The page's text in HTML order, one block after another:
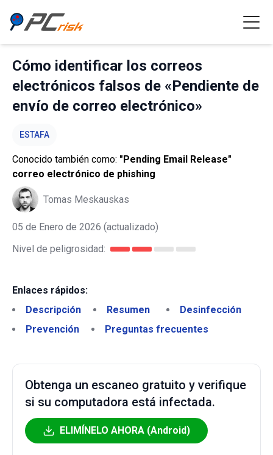
Cómo identificar los correos
electrónicos falsos de «Pendiente de
envío de correo electrónico»
ESTAFA
Conocido también como: "Pending Email Release"
correo electrónico de phishing
Tomas Meskauskas
05 de Enero de 2026 (actualizado)
Nivel de peligrosidad:
Enlaces rápidos:
Descripción
Resumen
Desinfección
Prevención
Preguntas frecuentes
Obtenga un escaneo gratuito y verifique
si su computadora está infectada.
ELIMÍNELO AHORA (Android)